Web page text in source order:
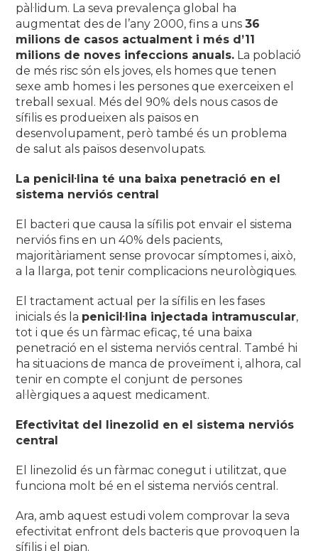
pàl·lidum. La seva prevalença global ha
augmentat des de l’any 2000, fins a uns36
milions de casos actualment i més d’11
milions de noves infeccions anuals. La població
de més risc són els joves, els homes que tenen
sexe amb homes i les persones que exerceixen el
treball sexual. Més del 90% dels nous casos de
sífilis es produeixen als països en
desenvolupament, però també és un problema
de salut als països desenvolupats.
La penicil·lina té una baixa penetració en el
sistema nerviós central
El bacteri que causa la sífilis pot envair el sistema
nerviós fins en un 40% dels pacients,
majoritàriament sense provocar símptomes i, això,
a la llarga, pot tenir complicacions neurològiques.
El tractament actual per la sífilis en les fases
inicials és la penicil·lina injectada intramuscular,
tot i que és un fàrmac eficaç, té una baixa
penetració en el sistema nerviós central. També hi
ha situacions de manca de proveïment i, alhora, cal
tenir en compte el conjunt de persones
al·lèrgiques a aquest medicament.
Efectivitat del linezolid en el sistema nerviós
central
El linezolid és un fàrmac conegut i utilitzat, que
funciona molt bé en el sistema nerviós central.
Ara, amb aquest estudi volem comprovar la seva
efectivitat enfront dels bacteris que provoquen la
sífilis i el pian.